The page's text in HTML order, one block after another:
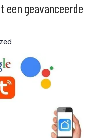
een geavanceerde